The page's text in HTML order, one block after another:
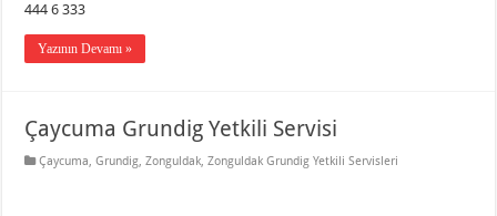
444 6 333
Yazının Devamı »
Çaycuma Grundig Yetkili Servisi
Çaycuma,Grundig,Zonguldak,Zonguldak Grundig Yetkili Servisleri